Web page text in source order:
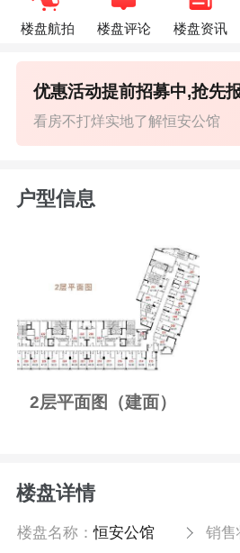
楼盘航拍 楼盘评论 楼盘资讯
看房不打烊实地了解恒安公馆
优惠活动提前招募中,抢先
户型信息
2层平面图（建面）
楼盘详情
楼盘名称：恒安公馆 销售